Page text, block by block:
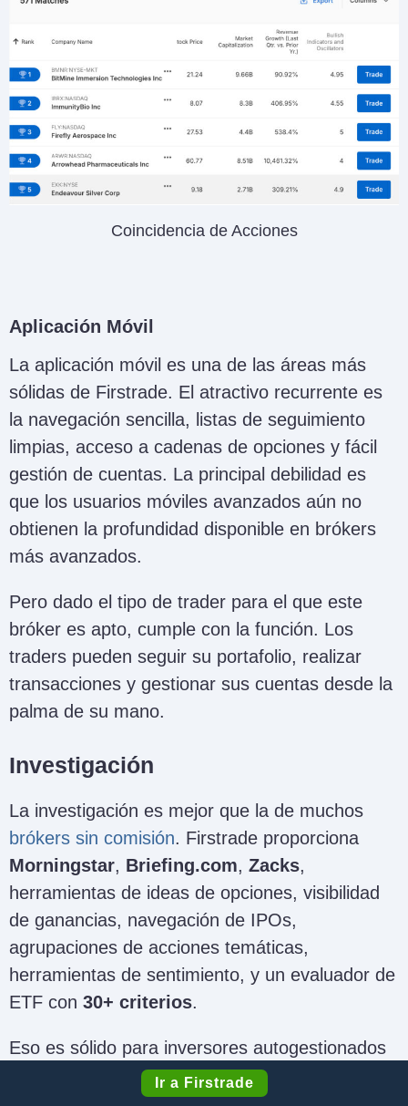
Coincidencia de Acciones
Aplicación Móvil
La aplicación móvil es una de las áreas más
sólidas de Firstrade. El atractivo recurrente es
la navegación sencilla, listas de seguimiento
limpias, acceso a cadenas de opciones y fácil
gestión de cuentas. La principal debilidad es
que los usuarios móviles avanzados aún no
obtienen la profundidad disponible en brókers
más avanzados.
Pero dado el tipo de trader para el que este
bróker es apto, cumple con la función. Los
traders pueden seguir su portafolio, realizar
transacciones y gestionar sus cuentas desde la
palma de su mano.
Investigación
La investigación es mejor que la de muchos
brókers sin comisión. Firstrade proporciona
Morningstar, Briefing.com, Zacks,
herramientas de ideas de opciones, visibilidad
de ganancias, navegación de IPOs,
agrupaciones de acciones temáticas,
herramientas de sentimiento, y un evaluador de
ETF con 30+ criterios.
Eso es sólido para inversores autogestionados
que filtran acciones, verifican el tiempo de
Ir a Firstrade